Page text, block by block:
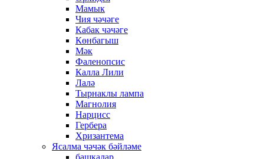
Мамык
Чия чәчәге
Кабак чәчәге
Көнбагыш
Мәк
Фаленопсис
Калла Лили
Лалә
Тырнаклы лампа
Магнолия
Нарцисс
Гербера
Хризантема
Ясалма чәчәк бәйләме
башкалар